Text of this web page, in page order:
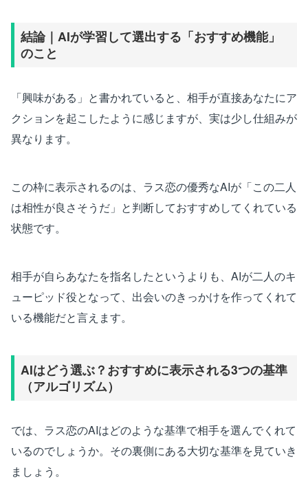
結論｜AIが学習して選出する「おすすめ機能」
のこと
「興味がある」と書かれていると、相手が直接あなたにア
クションを起こしたように感じますが、実は少し仕組みが
異なります。
この枠に表示されるのは、ラス恋の優秀なAIが「この二人
は相性が良さそうだ」と判断しておすすめしてくれている
状態です。
相手が自らあなたを指名したというよりも、AIが二人のキ
ューピッド役となって、出会いのきっかけを作ってくれて
いる機能だと言えます。
AIはどう選ぶ？おすすめに表示される3つの基準
（アルゴリズム）
では、ラス恋のAIはどのような基準で相手を選んでくれて
いるのでしょうか。その裏側にある大切な基準を見ていき
ましょう。